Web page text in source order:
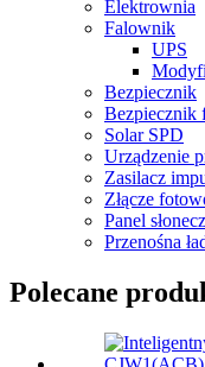
Elektrownia
Falownik
UPS
Bezpiecznik
Bezpiecznik
Solar SPD
Urządzenie
Zasilacz
Złącze
Panel
Przenośna
Polecane